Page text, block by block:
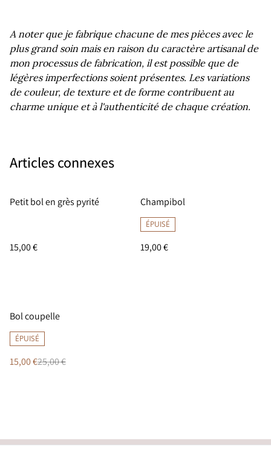
A noter que je fabrique chacune de mes pièces avec le
plus grand soin mais en raison du caractère artisanal de
mon processus de fabrication, il est possible que de
légères imperfections soient présentes. Les variations
de couleur, de texture et de forme contribuent au
charme unique et à l'authenticité de chaque création.
Articles connexes
Petit bol en grès pyrité
15,00 €
Champibol
ÉPUISÉ
19,00 €
%
Bol coupelle
ÉPUISÉ
15,00 €25,00 €